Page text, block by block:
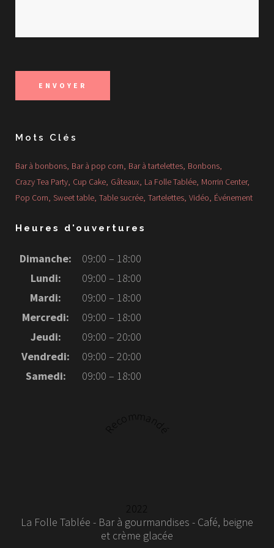
Mots Clés
Bar à bonbons Bar à pop corn Bar à tartelettes Bonbons
Crazy Tea Party Cup Cake Gâteaux La Folle Tablée Morrin Center
Pop Corn Sweet table Table sucrée Tartelettes Vidéo Événement
Heures d'ouvertures
Dimanche:
09:00 – 18:00
Lundi:
09:00 – 18:00
Mardi:
09:00 – 18:00
Mercredi:
09:00 – 18:00
Jeudi:
09:00 – 20:00
Vendredi:
09:00 – 20:00
Samedi:
09:00 – 18:00
Recommandé
2022
La Folle Tablée - Bar à gourmandises - Café, beigne
et crème glacée